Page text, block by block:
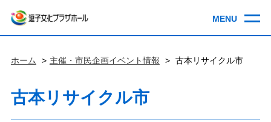
ホーム 主催・市民企画イベント情報 古本リサイクル市
古本リサイクル市